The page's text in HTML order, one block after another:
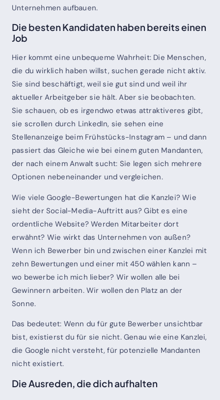
Unternehmen aufbauen.
Die besten Kandidaten haben bereits einen
Job
Hier kommt eine unbequeme Wahrheit: Die Menschen,
die du wirklich haben willst, suchen gerade nicht aktiv.
Sie sind beschäftigt, weil sie gut sind und weil ihr
aktueller Arbeitgeber sie hält. Aber sie beobachten.
Sie schauen, ob es irgendwo etwas attraktiveres gibt,
sie scrollen durch LinkedIn, sie sehen eine
Stellenanzeige beim Frühstücks-Instagram – und dann
passiert das Gleiche wie bei einem guten Mandanten,
der nach einem Anwalt sucht: Sie legen sich mehrere
Optionen nebeneinander und vergleichen.
Wie viele Google-Bewertungen hat die Kanzlei? Wie
sieht der Social-Media-Auftritt aus? Gibt es eine
ordentliche Website? Werden Mitarbeiter dort
erwähnt? Wie wirkt das Unternehmen von außen?
Wenn ich Bewerber bin und zwischen einer Kanzlei mit
zehn Bewertungen und einer mit 450 wählen kann –
wo bewerbe ich mich lieber? Wir wollen alle bei
Gewinnern arbeiten. Wir wollen den Platz an der
Sonne.
Das bedeutet: Wenn du für gute Bewerber unsichtbar
bist, existierst du für sie nicht. Genau wie eine Kanzlei,
die Google nicht versteht, für potenzielle Mandanten
nicht existiert.
Die Ausreden, die dich aufhalten